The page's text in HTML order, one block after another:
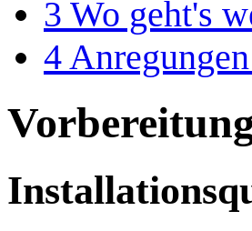
3 Wo geht's
4